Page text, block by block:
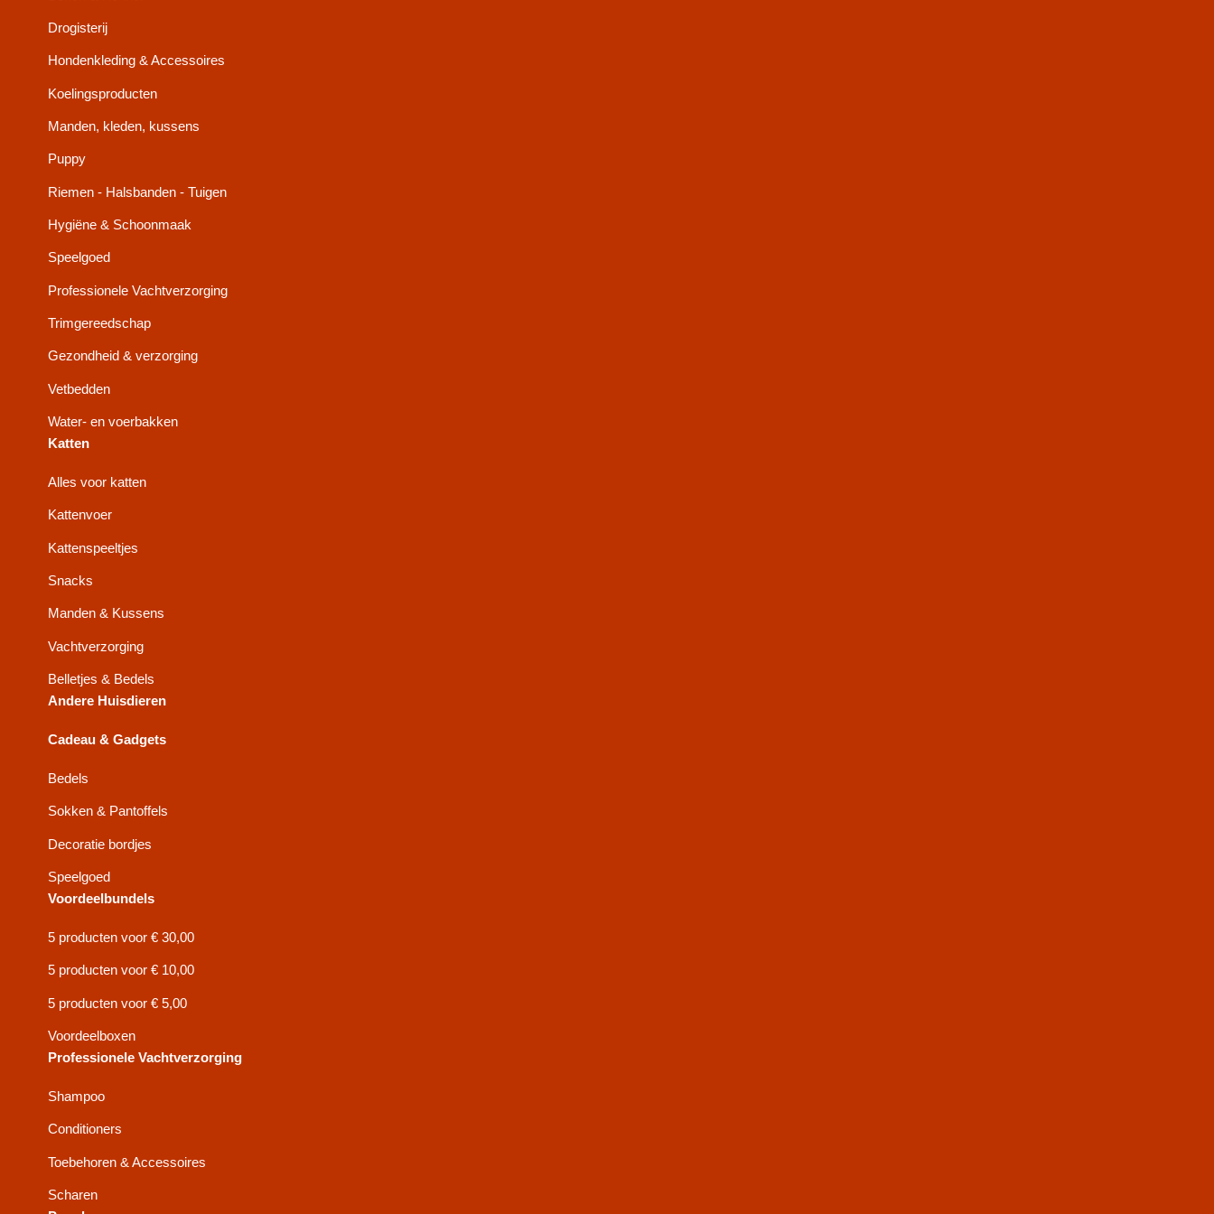
Drogisterij
Hondenkleding & Accessoires
Koelingsproducten
Manden, kleden, kussens
Puppy
Riemen - Halsbanden - Tuigen
Hygiëne & Schoonmaak
Speelgoed
Professionele Vachtverzorging
Trimgereedschap
Gezondheid & verzorging
Vetbedden
Water- en voerbakken
Katten
Alles voor katten
Kattenvoer
Kattenspeeltjes
Snacks
Manden & Kussens
Vachtverzorging
Belletjes & Bedels
Andere Huisdieren
Cadeau & Gadgets
Bedels
Sokken & Pantoffels
Decoratie bordjes
Speelgoed
Voordeelbundels
5 producten voor € 30,00
5 producten voor € 10,00
5 producten voor € 5,00
Voordeelboxen
Professionele Vachtverzorging
Shampoo
Conditioners
Toebehoren & Accessoires
Scharen